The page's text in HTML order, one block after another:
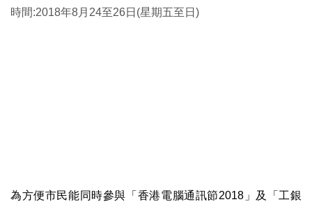
時間:2018年8月24至26日(星期五至日)
為方便市民能同時參與「香港電腦通訊節2018」及「工銀